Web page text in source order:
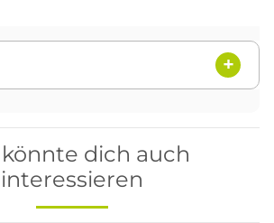
könnte dich auch
interessieren